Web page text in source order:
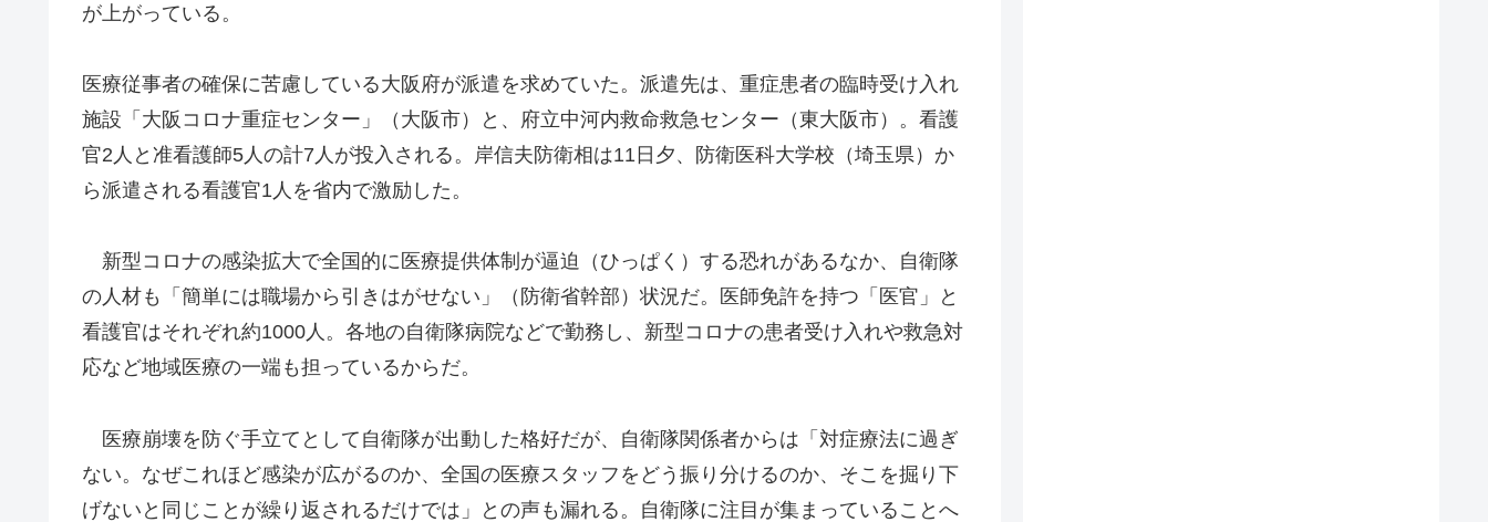
が上がっている。
医療従事者の確保に苦慮している大阪府が派遣を求めていた。派遣先は、重症患者の臨時受け入れ
施設「大阪コロナ重症センター」（大阪市）と、府立中河内救命救急センター（東大阪市）。看護
官2人と准看護師5人の計7人が投入される。岸信夫防衛相は11日夕、防衛医科大学校（埼玉県）か
ら派遣される看護官1人を省内で激励した。
新型コロナの感染拡大で全国的に医療提供体制が逼迫（ひっぱく）する恐れがあるなか、自衛隊
の人材も「簡単には職場から引きはがせない」（防衛省幹部）状況だ。医師免許を持つ「医官」と
看護官はそれぞれ約1000人。各地の自衛隊病院などで勤務し、新型コロナの患者受け入れや救急対
応など地域医療の一端も担っているからだ。
医療崩壊を防ぐ手立てとして自衛隊が出動した格好だが、自衛隊関係者からは「対症療法に過ぎ
ない。なぜこれほど感染が広がるのか、全国の医療スタッフをどう振り分けるのか、そこを掘り下
げないと同じことが繰り返されるだけでは」との声も漏れる。自衛隊に注目が集まっていることへ